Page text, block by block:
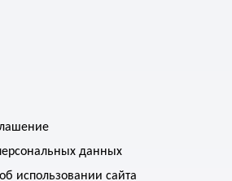
данных
использовании сайта